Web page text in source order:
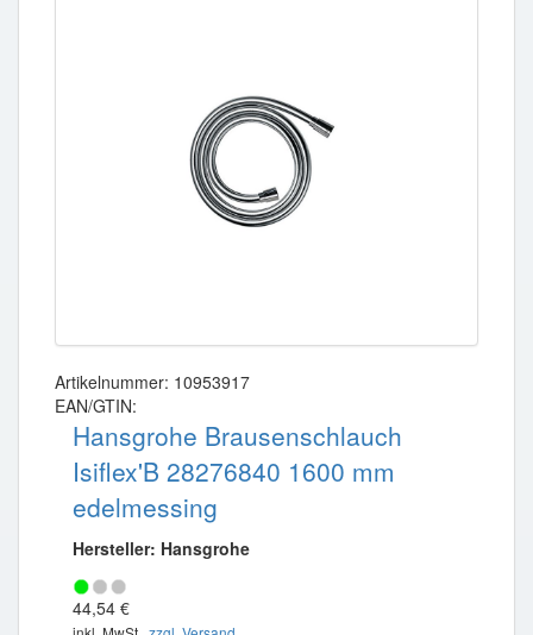
Artikelnummer: 10953917
EAN/GTIN:
Hansgrohe Brausenschlauch
Isiflex'B 28276840 1600 mm
edelmessing
Hersteller: Hansgrohe
44,54 €